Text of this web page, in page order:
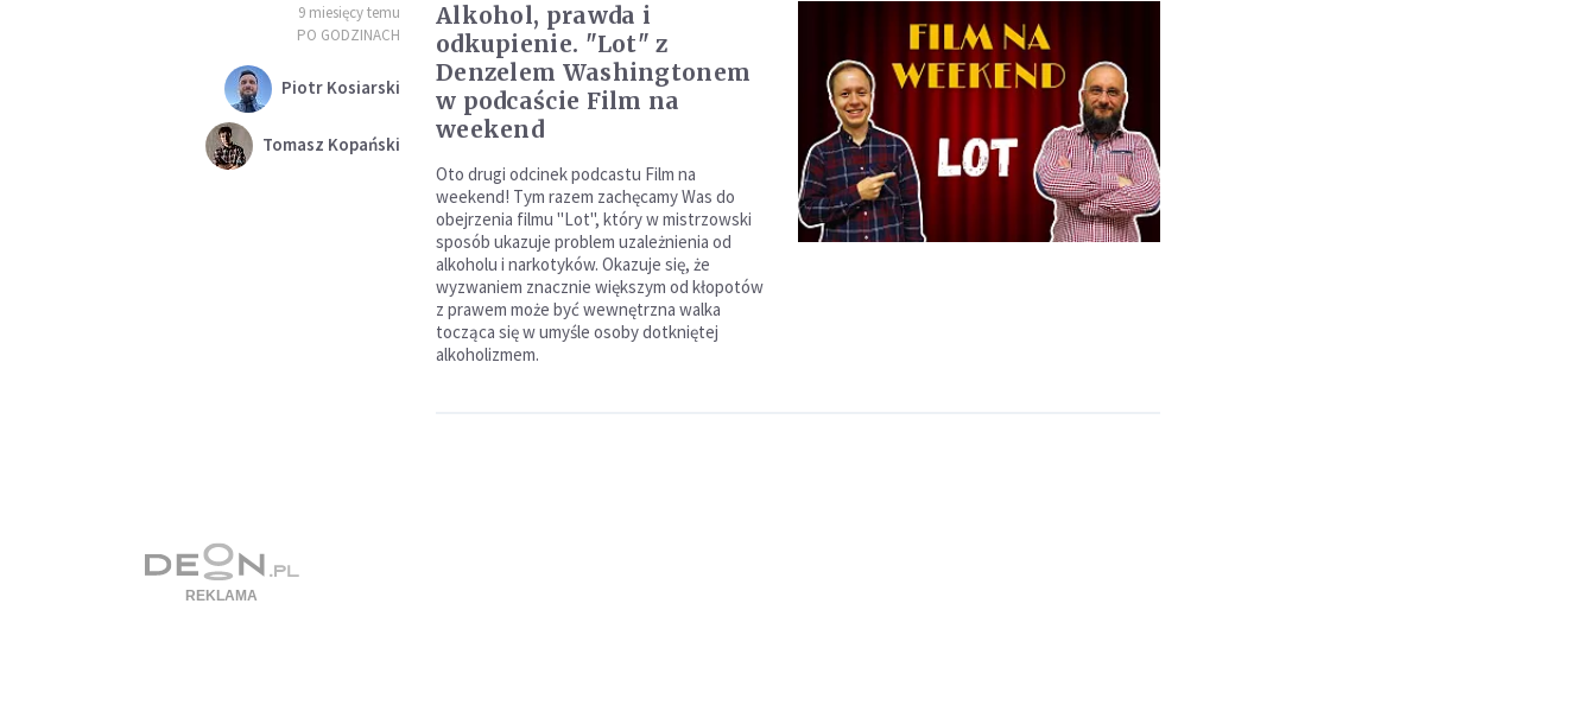
9 miesięcy temu
PO GODZINACH
Piotr Kosiarski
Tomasz Kopański
Alkohol, prawda i
odkupienie. "Lot" z
Denzelem Washingtonem
w podcaście Film na
weekend
Oto drugi odcinek podcastu Film na
weekend! Tym razem zachęcamy Was do
obejrzenia filmu "Lot", który w mistrzowski
sposób ukazuje problem uzależnienia od
alkoholu i narkotyków. Okazuje się, że
wyzwaniem znacznie większym od kłopotów
z prawem może być wewnętrzna walka
tocząca się w umyśle osoby dotkniętej
alkoholizmem.